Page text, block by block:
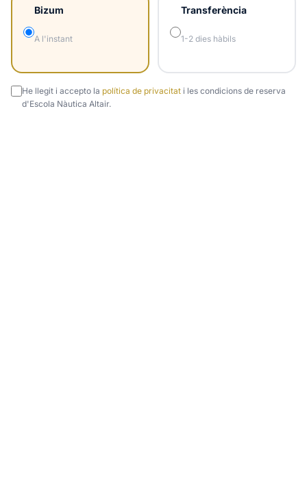
Bizum
A l'instant
Transferència
1-2 dies hàbils
He llegit i accepto la política de privacitat i les condicions de reserva
d'Escola Nàutica Altair.